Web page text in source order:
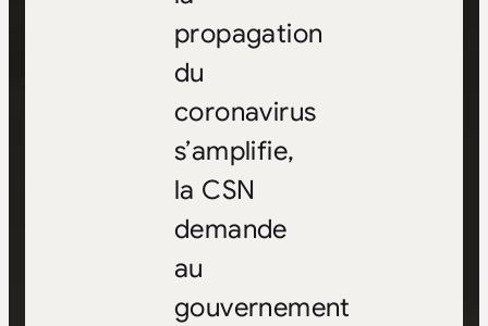
propagation
du
coronavirus
s’amplifie,
la CSN
demande
au
gouvernement